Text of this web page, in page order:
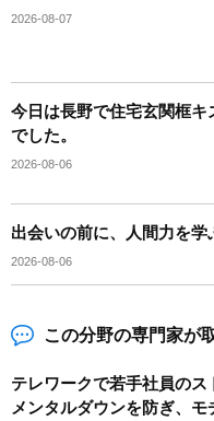
2026-08-07
今日は長野で住宅玄関框
でした。
2026-08-06
出会いの前に、人間力を学
2026-08-06
この分野の専門家が
テレワークで若手社員のス
メンタルダウンを防ぎ、